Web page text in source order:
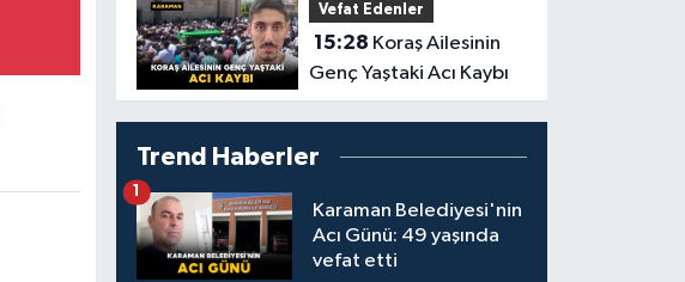
Veda
Vefat Edenler
15:28
Genç Yaştaki Acı Kaybı
Trend Haberler
Karaman Belediyesi'nin
Acı Günü: 49 yaşında
vefat etti
1